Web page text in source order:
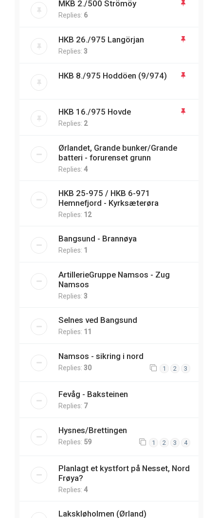
MKB 2./500 Strömöy
Replies: 6
HKB 26./975 Langörjan
Replies: 3
HKB 8./975 Hoddöen (9/974)
HKB 16./975 Hovde
Replies: 2
Ørlandet, Grande bunker/Grande
batteri - forurenset grunn
Replies: 4
HKB 25-975 / HKB 6-971
Hemnefjord - Kyrksæterøra
Replies: 12
Bangsund - Brannøya
Replies: 1
ArtillerieGruppe Namsos - Zug
Namsos
Replies: 3
Selnes ved Bangsund
Replies: 11
Namsos - sikring i nord
Replies: 30 1 2 3
Fevåg - Baksteinen
Replies: 7
Hysnes/Brettingen
Replies: 59 1 2 3 4
Planlagt et kystfort på Nesset, Nord
Frøya?
Replies: 4
Lakskløholmen (Ørland)